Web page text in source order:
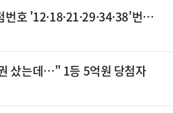
호 '12·18·21·29·34·38'번…
샀는데…" 1등 5억원 당첨자